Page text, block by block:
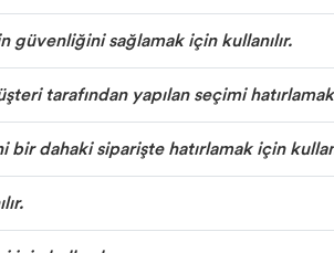
güvenliğini sağlamak için kullanılır.
tarafından yapılan seçimi hatırlamak
dahaki siparişte hatırlamak için